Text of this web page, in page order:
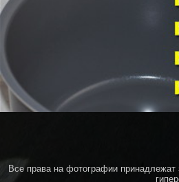
Все права на фотографии